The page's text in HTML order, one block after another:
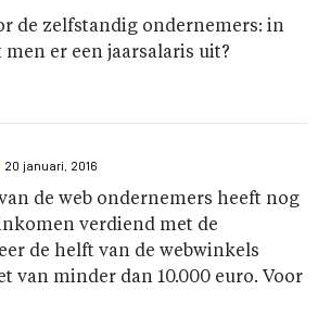
de zelfstandig ondernemers: in
er een jaarsalaris uit?
20 januari, 2016
de web ondernemers heeft nog
verdiend met de
de helft van de webwinkels
van minder dan 10.000 euro. Voor